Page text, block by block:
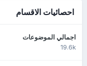
احصائيات الاقسام
اجمالي الموضوعات
19.6k